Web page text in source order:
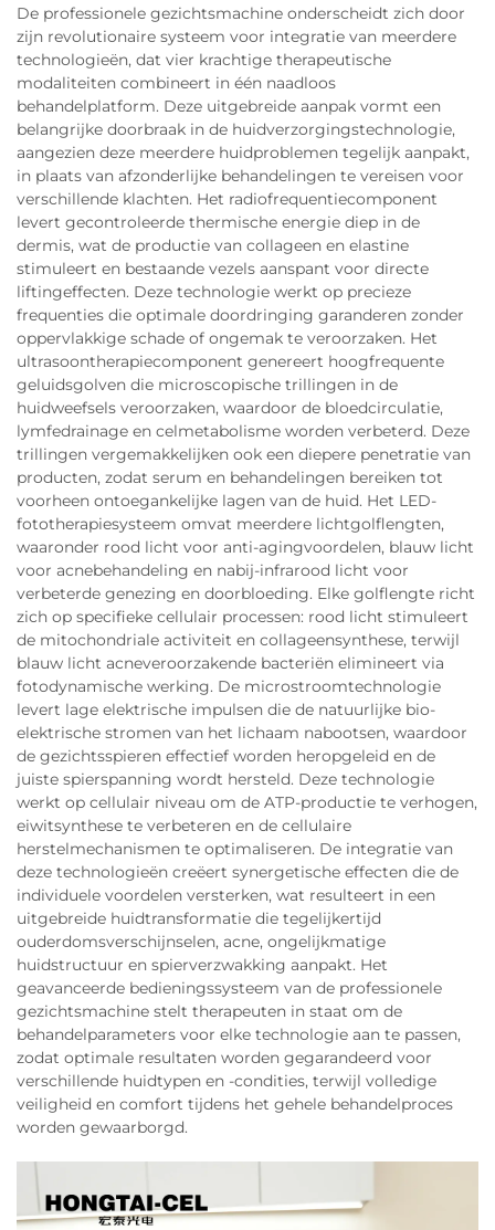
De professionele gezichtsmachine onderscheidt zich door
zijn revolutionaire systeem voor integratie van meerdere
technologieën, dat vier krachtige therapeutische
modaliteiten combineert in één naadloos
behandelplatform. Deze uitgebreide aanpak vormt een
belangrijke doorbraak in de huidverzorgingstechnologie,
aangezien deze meerdere huidproblemen tegelijk aanpakt,
in plaats van afzonderlijke behandelingen te vereisen voor
verschillende klachten. Het radiofrequentiecomponent
levert gecontroleerde thermische energie diep in de
dermis, wat de productie van collageen en elastine
stimuleert en bestaande vezels aanspant voor directe
liftingeffecten. Deze technologie werkt op precieze
frequenties die optimale doordringing garanderen zonder
oppervlakkige schade of ongemak te veroorzaken. Het
ultrasoontherapiecomponent genereert hoogfrequente
geluidsgolven die microscopische trillingen in de
huidweefsels veroorzaken, waardoor de bloedcirculatie,
lymfedrainage en celmetabolisme worden verbeterd. Deze
trillingen vergemakkelijken ook een diepere penetratie van
producten, zodat serum en behandelingen bereiken tot
voorheen ontoegankelijke lagen van de huid. Het LED-
fototherapiesysteem omvat meerdere lichtgolflengten,
waaronder rood licht voor anti-agingvoordelen, blauw licht
voor acnebehandeling en nabij-infrarood licht voor
verbeterde genezing en doorbloeding. Elke golflengte richt
zich op specifieke cellulair processen: rood licht stimuleert
de mitochondriale activiteit en collageensynthese, terwijl
blauw licht acneveroorzakende bacteriën elimineert via
fotodynamische werking. De microstroomtechnologie
levert lage elektrische impulsen die de natuurlijke bio-
elektrische stromen van het lichaam nabootsen, waardoor
de gezichtsspieren effectief worden heropgeleid en de
juiste spierspanning wordt hersteld. Deze technologie
werkt op cellulair niveau om de ATP-productie te verhogen,
eiwitsynthese te verbeteren en de cellulaire
herstelmechanismen te optimaliseren. De integratie van
deze technologieën creëert synergetische effecten die de
individuele voordelen versterken, wat resulteert in een
uitgebreide huidtransformatie die tegelijkertijd
ouderdomsverschijnselen, acne, ongelijkmatige
huidstructuur en spierverzwakking aanpakt. Het
geavanceerde bedieningssysteem van de professionele
gezichtsmachine stelt therapeuten in staat om de
behandelparameters voor elke technologie aan te passen,
zodat optimale resultaten worden gegarandeerd voor
verschillende huidtypen en -condities, terwijl volledige
veiligheid en comfort tijdens het gehele behandelproces
worden gewaarborgd.